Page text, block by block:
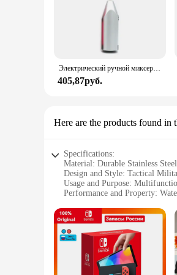
Электрический ручной миксер из нержавеющей стали, Легкий Блендер для выпечки и приготовления пищи
405,87руб.
Here are the products found in
Specifications:
Material: Durable Stainless Steel
Design and Style: Tactical
Usage and Purpose:
Performance and Property:
Parts and Accessories: Includes
Features:
|Vendors|
**Rugged and Reliable**
The Bianyar Men Tactical